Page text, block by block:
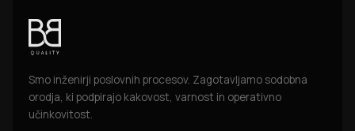
Smo inženirji poslovnih procesov. Zagotavljamo sodobna
orodja, ki podpirajo kakovost, varnost in operativno
učinkovitost.